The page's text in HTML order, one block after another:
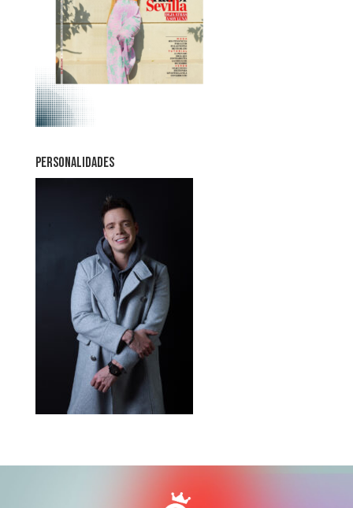
PERSONALIDADES